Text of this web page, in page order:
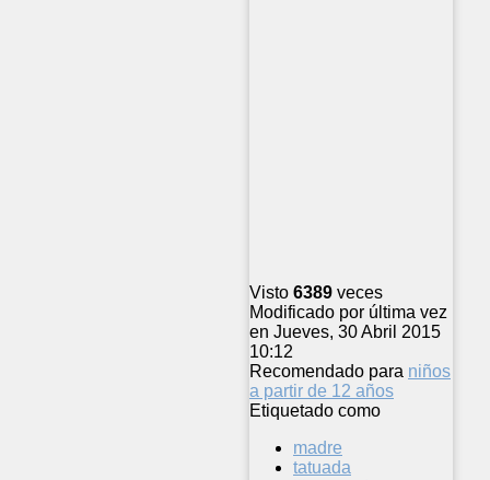
Visto 6389 veces
Modificado por última vez
en Jueves, 30 Abril 2015
10:12
Recomendado para niños
a partir de 12 años
Etiquetado como
madre
tatuada